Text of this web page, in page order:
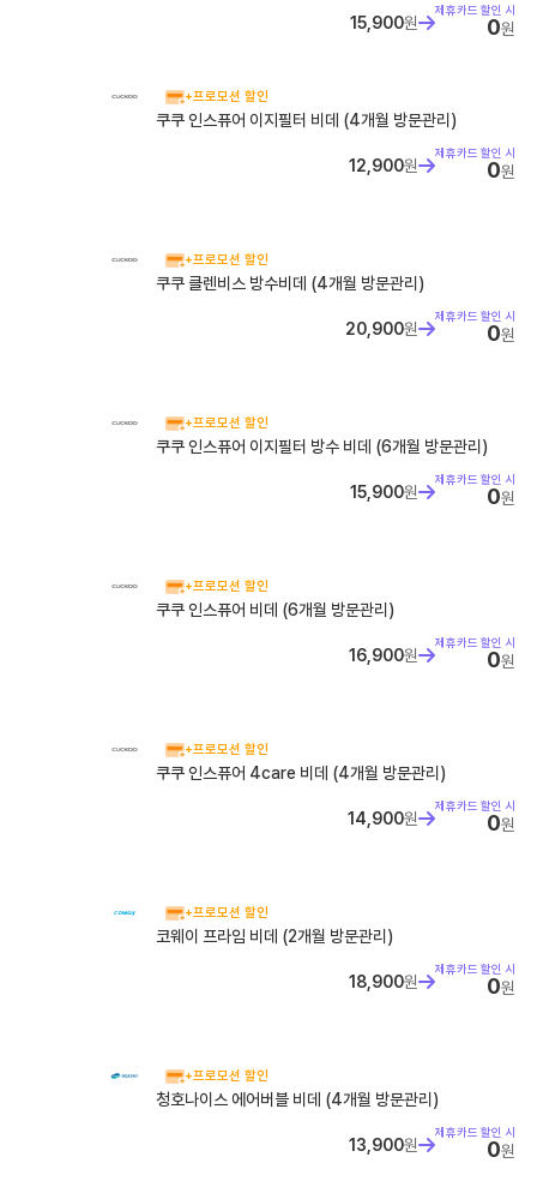
15,900원
제휴카드 할인 시
0원
+프로모션 할인
쿠쿠 인스퓨어 이지필터 비데 (4개월 방문관리)
12,900원
제휴카드 할인 시
0원
+프로모션 할인
쿠쿠 클렌비스 방수비데 (4개월 방문관리)
20,900원
제휴카드 할인 시
0원
+프로모션 할인
쿠쿠 인스퓨어 이지필터 방수 비데 (6개월 방문관리)
15,900원
제휴카드 할인 시
0원
+프로모션 할인
쿠쿠 인스퓨어 비데 (6개월 방문관리)
16,900원
제휴카드 할인 시
0원
+프로모션 할인
쿠쿠 인스퓨어 4care 비데 (4개월 방문관리)
14,900원
제휴카드 할인 시
0원
+프로모션 할인
코웨이 프라임 비데 (2개월 방문관리)
18,900원
제휴카드 할인 시
0원
+프로모션 할인
청호나이스 에어버블 비데 (4개월 방문관리)
13,900원
제휴카드 할인 시
0원